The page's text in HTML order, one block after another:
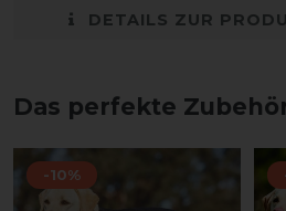
DETAILS ZUR
Das perfekte
-10%